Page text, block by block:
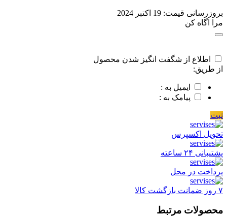
بروزرسانی قیمت: 19 اکتبر 2024
مرا اگاه کن
اطلاع از شگفت انگیز شدن محصول
از طریق:
ایمیل به :
پیامک به :
ثبت
تحویل اکسپرس
پشتیبانی ۲۴ ساعته
پرداخت در محل
۷ روز ضمانت بازگشت کالا
محصولات مرتبط